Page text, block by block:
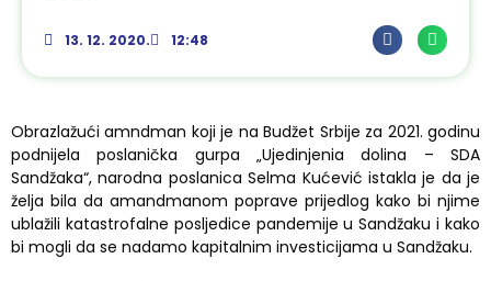
13. 12. 2020. 12:48
Obrazlažući amndman koji je na Budžet Srbije za 2021. godinu
podnijela poslanička gurpa „Ujedinjenia dolina – SDA
Sandžaka“, narodna poslanica Selma Kućević istakla je da je
želja bila da amandmanom poprave prijedlog kako bi njime
ublažili katastrofalne posljedice pandemije u Sandžaku i kako
bi mogli da se nadamo kapitalnim investicijama u Sandžaku.